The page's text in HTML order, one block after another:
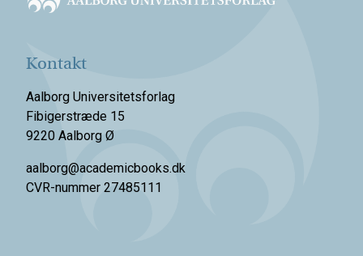
Kontakt
Aalborg Universitetsforlag
Fibigerstræde 15
9220 Aalborg Ø
aalborg@academicbooks.dk
CVR-nummer 27485111